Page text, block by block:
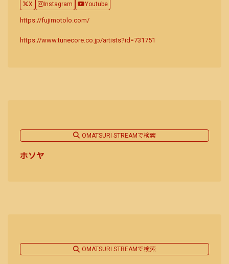
X Instagram Youtube
https://fujimotolo.com/
https://www.tunecore.co.jp/artists?id=731751
OMATSURI STREAMで検索
ホソヤ
OMATSURI STREAMで検索